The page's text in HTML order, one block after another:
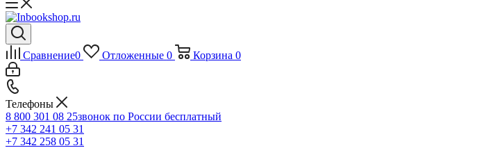
Сравнение0 Отложенные 0 Корзина 0
Телефоны
8 800 301 08 25звонок по России бесплатный
+7 342 241 05 31
+7 342 258 05 31